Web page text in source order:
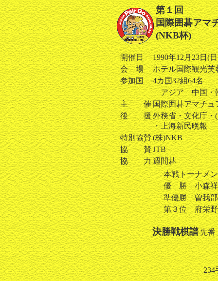
第１回
国際囲碁アマ
(NKB杯)
開催日1990年12月23日(
会 場
ホテル国際観光芙
参加国
4カ国32組64名
アジア 中国・韓
主 催国際囲碁アマチュ
後 援外務省・文化庁・
・上海新民晩報
特別協賛(株)NKB
協 賛JTB
協 力週間碁
本戦トーナメ
優 勝 小森祥
準優勝 曽我部
第３位 府栄野
決勝戦棋譜先番
曽